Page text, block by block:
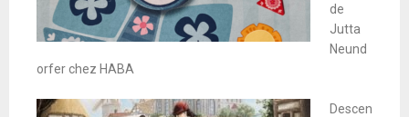
de
Jutta
Neund
orfer chez HABA
Descen